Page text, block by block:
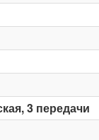
3 передачи